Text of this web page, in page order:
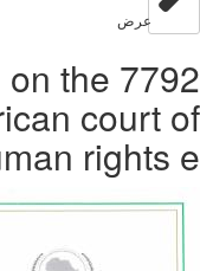
عرض
on the
court of
rights e